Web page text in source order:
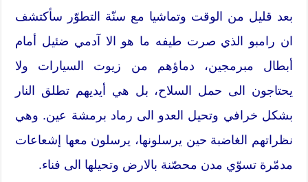
بعد قليل من الوقت وتماشيا مع سنّة التطوّر سأكتشف
ان رامبو الذي صرت طيفه ما هو الا آدمي ضئيل أمام
أبطال مبرمجين، دماؤهم من زيوت السيارات ولا
يحتاجون الى حمل السلاح، بل هي أيديهم تطلق النار
بشكل خرافي وتحيل العدو الى رماد برمشة عين. وهي
نظراتهم الغاضبة حين يرسلونها، يرسلون معها إشعاعات
مدمّرة تسوّي مدن محصّنة بالارض وتحيلها الى فناء.